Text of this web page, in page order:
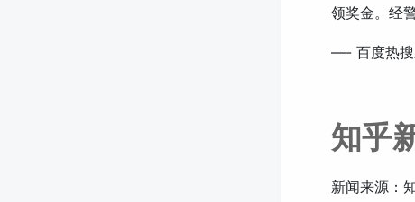
领奖金。经
—- 百度热
知乎
新闻来源：